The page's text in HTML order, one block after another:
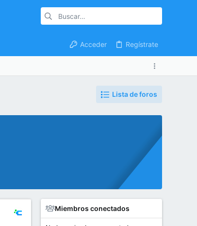
Acceder Regístrate
Lista de foros
Miembros conectados